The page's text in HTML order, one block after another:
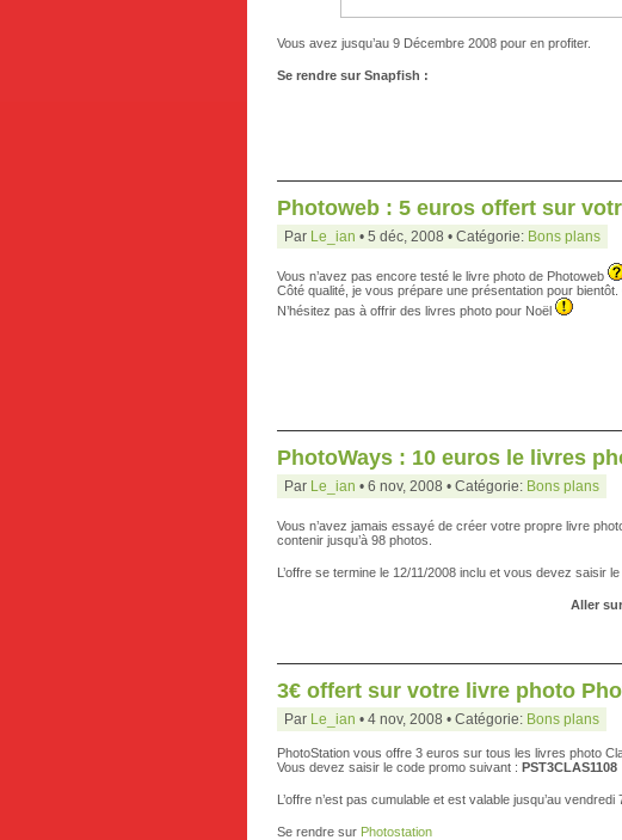
Vous avez jusqu’au 9 Décembre 2008 pour en profiter.
Se rendre sur Snapfish :
Photoweb : 5 euros offert sur
Par Le_ian • 5 déc, 2008 • Catégorie: Bons plans
Vous n’avez pas encore testé le livre photo de Photoweb
Côté qualité, je vous prépare une présentation pour
N’hésitez pas à offrir des livres photo pour Noël
PhotoWays : 10 euros le livres
Par Le_ian • 6 nov, 2008 • Catégorie: Bons plans
Vous n’avez jamais essayé de créer votre propre livre
contenir jusqu’à 98 photos.
L’offre se termine le 12/11/2008 inclu et vous devez saisir le
Aller
3€ offert sur votre livre photo
Par Le_ian • 4 nov, 2008 • Catégorie: Bons plans
PhotoStation vous offre 3 euros sur tous les livres photo
Vous devez saisir le code promo suivant : PST3CLAS1108
L’offre n’est pas cumulable et est valable jusqu’au vendredi
Se rendre sur Photostation